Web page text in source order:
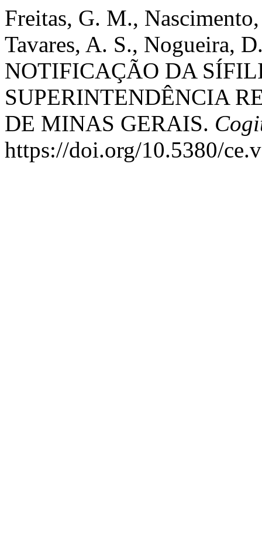
Freitas, G. M.,
Tavares, A. S., Nogueira,
NOTIFICAÇÃO DA
SUPERINTENDÊNCIA
DE MINAS GERAIS.
https://doi.org/10.5380/